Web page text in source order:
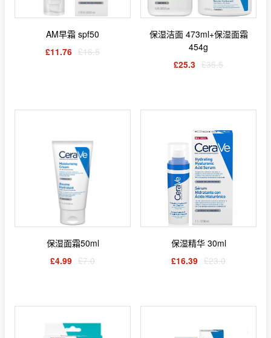
AM早霜 spf50
£11.76 £16.5
保湿洁面 473ml+保湿面霜
454g
£25.3 £35.5
保湿面霜50ml
£4.99 £7.0
保湿精华 30ml
£16.39 £23.0